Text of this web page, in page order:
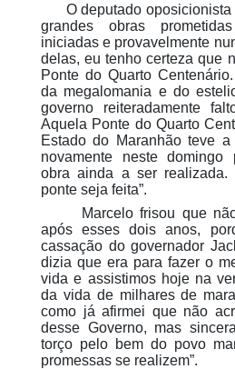
O deputado oposicionista
grandes obras
iniciadas e provavelmente
delas, eu tenho certeza que
Ponte do Quarto
da megalomania e do
governo reiteradamente
Aquela Ponte do Quarto
Estado do Maranhão teve
novamente neste domingo
obra ainda a ser
ponte seja feita”.
Marcelo frisou que não
após esses dois anos,
cassação do governador
dizia que era para fazer o
vida e assistimos hoje na
da vida de milhares de
como já afirmei que não
desse Governo, mas
torço pelo bem do povo
promessas se realizem”.